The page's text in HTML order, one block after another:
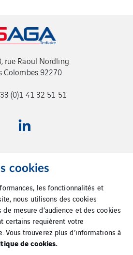
rue Raoul Nordling
Colombes 92270
(0)1 41 32 51 51
cookies
les fonctionnalités et
nous utilisons des cookies
mesure d’audience et des cookies
certains requièrent votre
Vous trouverez plus d’informations à
de cookies.